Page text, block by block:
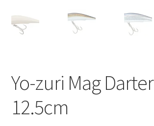
Yo-zuri Mag Darter
12.5cm